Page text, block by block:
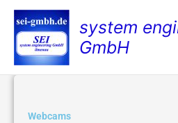
Inhalt
springen
system
GmbH
Webcams